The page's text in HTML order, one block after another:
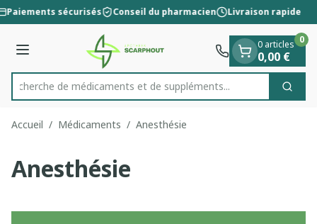
Aller au contenu
1 de 1
Paiements sécurisés Conseil du pharmacien Livraison rapide
Menu
Rechercher
Recherche de médicaments et de
0 articles
0,00 €
0
Accueil / Médicaments / Anesthésie
Anesthésie